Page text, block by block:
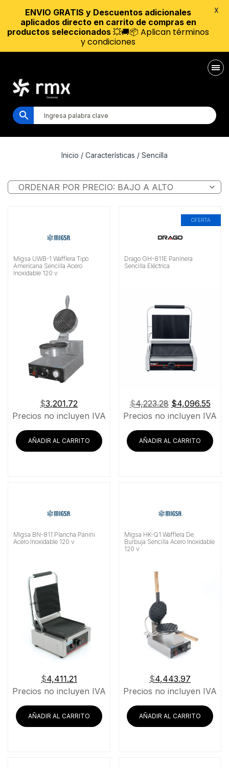
Inicio / Características / Sencilla
Migsa UWB-1 Wafflera Tipo
Americana Sencilla Acero
Inoxidable 120 v
$3,201.72
Precios no incluyen IVA
AÑADIR AL CARRITO
OFERTA
Drago GH-811E Paninera
Sencilla Eléctrica
$4,223.28 El
precio
era:
$4,223.28.
$4,096.55El
es:
Precios no incluyen IVA
AÑADIR AL CARRITO
Migsa BN-811 Plancha Panini
Acero Inoxidable 120 v
$4,411.21
Precios no incluyen IVA
AÑADIR AL CARRITO
Migsa HK-Q1 Wafflera De
Burbuja Sencilla Acero Inoxidable
120 v
$4,443.97
Precios no incluyen IVA
AÑADIR AL CARRITO
ENVIO GRATIS y Descuentos adicionales
aplicados directo en carrito de compras en
productos seleccionados 💥🚚📦 Aplican términos
y condiciones
X